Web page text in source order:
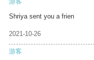
Shriya sent you a frien
2021-10-26
游客